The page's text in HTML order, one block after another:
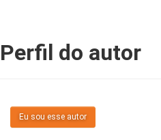
Perfil do autor
Eu sou esse autor